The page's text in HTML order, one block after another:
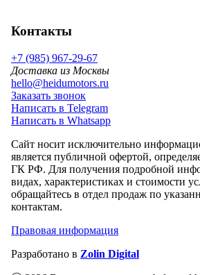
Контакты
+7 (985) 967-29-67
Доставка из Москвы
hello@heidumotors.ru
Заказать звонок
Написать в Telegram
Написать в Whatsapp
Сайт носит исключительно
является публичной офертой,
ГК РФ. Для получения подробной
видах, характеристиках и стоимости
обращайтесь в отдел продаж по
контактам.
Правовая информация
Разработано в Zolin Digital